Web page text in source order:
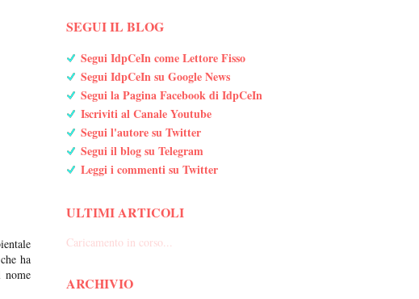
che ha
nome
SEGUI IL BLOG
Segui IdpCeIn come Lettore Fisso
Segui IdpCeIn su Google News
Segui la Pagina Facebook di IdpCeIn
Iscriviti al Canale Youtube
Segui l'autore su Twitter
Segui il blog su Telegram
Leggi i commenti su Twitter
ULTIMI ARTICOLI
Caricamento in corso...
ARCHIVIO